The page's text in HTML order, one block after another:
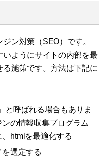
ン対策（SEO）です。
ようにサイトの内部を最
施策です。方法は下記に
と呼ばれる場合もありま
の情報収集プログラム
htmlを最適化する
を選定する